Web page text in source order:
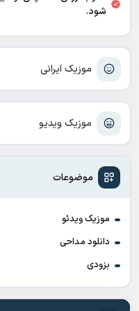
موزیک ایرانی
موزیک ویدیو
موضوعات
موزیک ویدئو
دانلود مداحی
بزودی
شود.